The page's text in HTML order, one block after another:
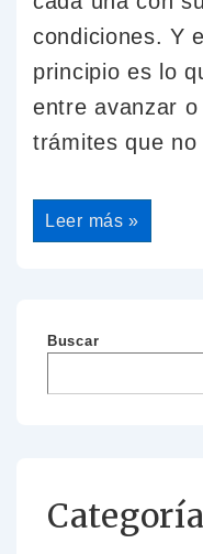
condiciones. Y
principio es lo
entre avanzar
trámites que
Leer más »
Buscar